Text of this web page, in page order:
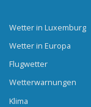
Wetter in Luxemburg
Wetter in Europa
Flugwetter
Wetterwarnungen
Klima